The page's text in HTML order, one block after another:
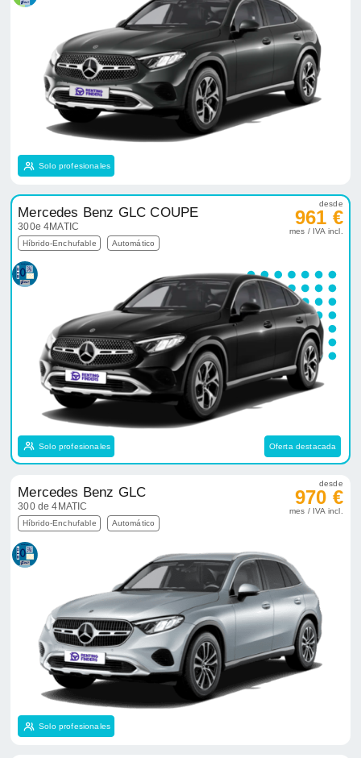
Solo profesionales
Mercedes Benz GLC COUPE
300e 4MATIC
Híbrido-Enchufable Automático
desde
961 €
mes / IVA incl.
Solo profesionales Oferta destacada
Mercedes Benz GLC
300 de 4MATIC
Híbrido-Enchufable Automático
desde
970 €
mes / IVA incl.
Solo profesionales